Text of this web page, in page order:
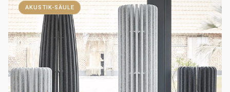
AKUSTIK-SÄULE